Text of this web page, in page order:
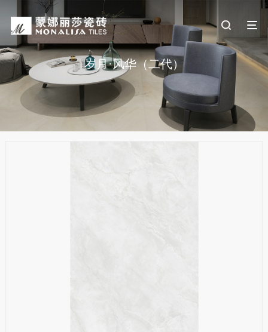
岁月·风华（二代）